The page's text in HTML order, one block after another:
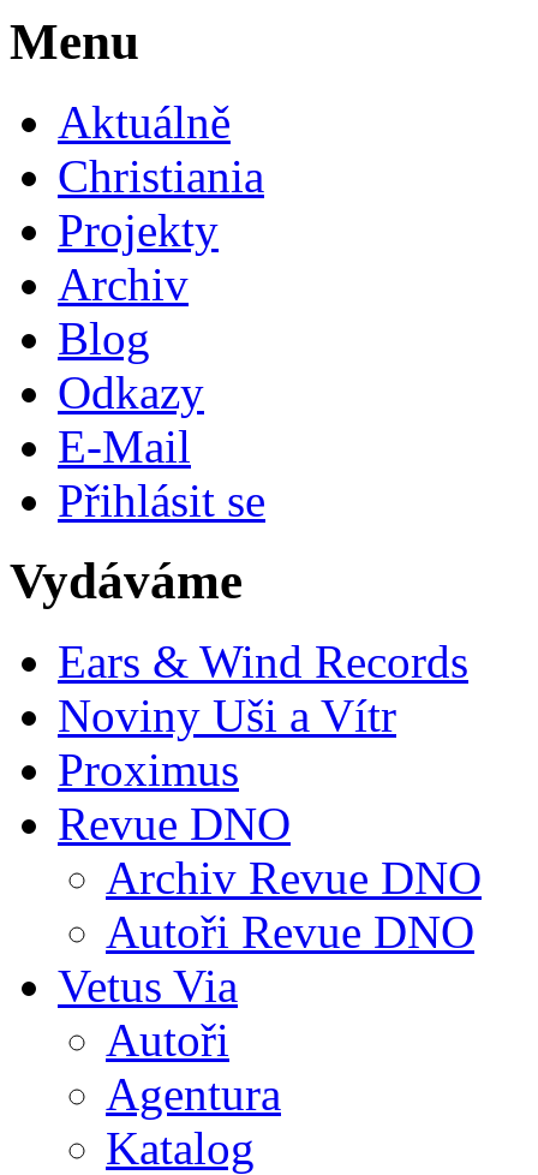
Menu
Aktuálně
Christiania
Projekty
Archiv
Blog
Odkazy
E-Mail
Přihlásit se
Vydáváme
Ears & Wind Records
Noviny Uši a Vítr
Proximus
Revue DNO
Archiv Revue DNO
Autoři Revue DNO
Vetus Via
Autoři
Agentura
Katalog